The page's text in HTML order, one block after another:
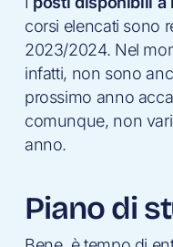
corsi elencati sono
2023/2024. Nel
infatti, non sono
prossimo anno
comunque, non
anno.
Piano di